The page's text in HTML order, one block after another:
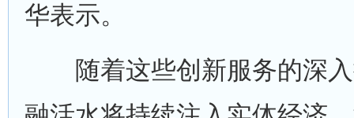
华表示。
随着这些创新服务的深入